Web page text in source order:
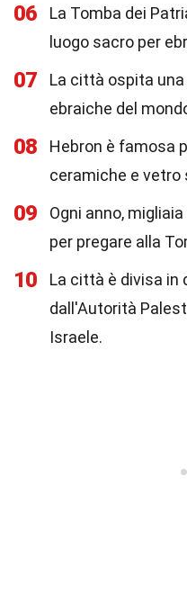
06
La Tomba dei
luogo sacro per
07
La città ospita
ebraiche del
08
Hebron è famosa
ceramiche e vetro
09
Ogni anno,
per pregare alla
10
La città è divisa in
dall'Autorità
Israele.